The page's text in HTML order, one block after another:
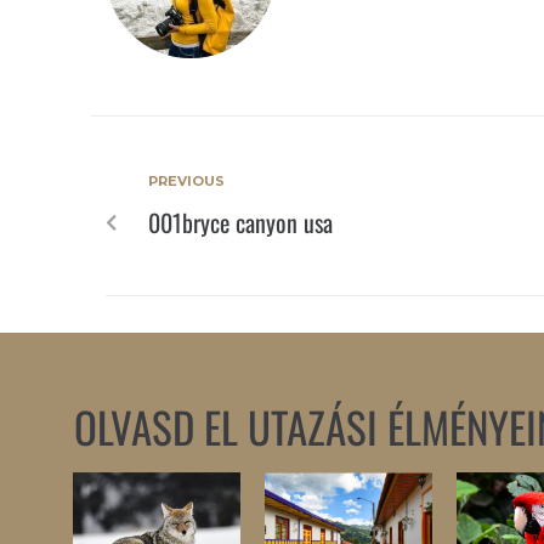
PREVIOUS
001bryce canyon usa
OLVASD EL UTAZÁSI